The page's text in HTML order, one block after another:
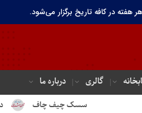
هفته در کافه تاریخ برگزار می‌شود.
گالری درباره ما
سسک چیف چاف دم جنبانک ابلق